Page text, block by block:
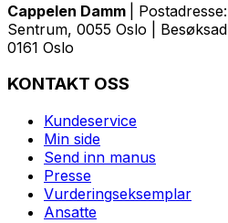
Cappelen Damm
|
Sentrum, 0055 Oslo |
0161 Oslo
KONTAKT OSS
Kundeservice
Min side
Send inn manus
Presse
Vurderingseksemplar
Ansatte